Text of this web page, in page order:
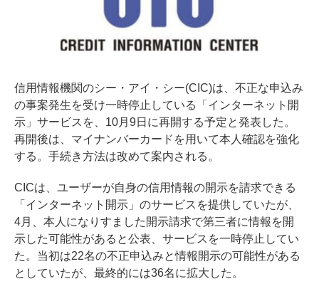
信用情報機関のシー・アイ・シー(CIC)は、不正な申込み
の事案発生を受け一時停止している「インターネット開
示」サービスを、10月9日に再開する予定と発表した。
再開後は、マイナンバーカードを用いて本人確認を強化
する。手続き方法は改めて案内される。
CICは、ユーザーが自身の信用情報の開示を請求できる
「インターネット開示」のサービスを提供していたが、
4月、本人になりすました開示請求で第三者に情報を開
示した可能性があると公表、サービスを一時停止してい
た。当初は22名の不正申込みと情報開示の可能性がある
としていたが、最終的には36名に拡大した。